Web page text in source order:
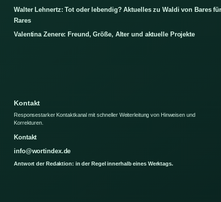
Walter Lehnertz: Tot oder lebendig? Aktuelles zu Waldi von Bares
Rares
Valentina Zenere: Freund, Größe, Alter und aktuelle Projekte
Kontakt
Responsestarker Kontaktkanal mit schneller Weiterleitung von Hinweisen und
Korrekturen.
Kontakt
info@wortindex.de
Antwort der Redaktion: in der Regel innerhalb eines Werktags.